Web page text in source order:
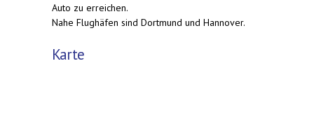
Auto zu erreichen.
Nahe Flughäfen sind Dortmund und Hannover.
Karte